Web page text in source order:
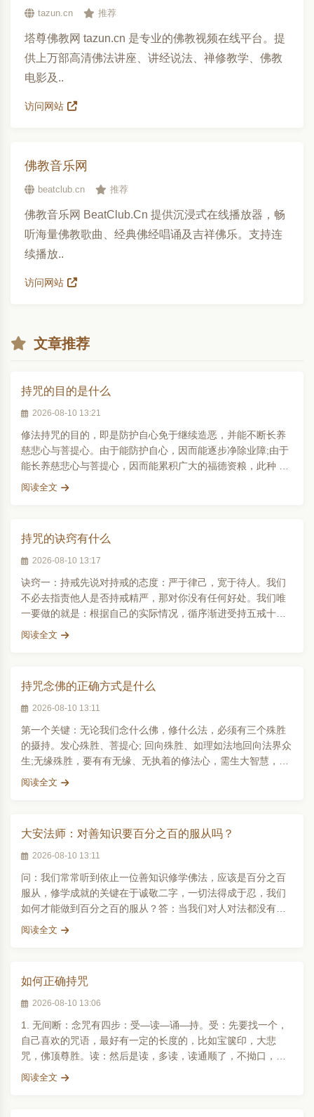
tazun.cn 推荐
塔尊佛教网 tazun.cn 是专业的佛教视频在线平台。提
供上万部高清佛法讲座、讲经说法、禅修教学、佛教
电影及..
访问网站
佛教音乐网
beatclub.cn 推荐
佛教音乐网 BeatClub.Cn 提供沉浸式在线播放器，畅
听海量佛教歌曲、经典佛经唱诵及吉祥佛乐。支持连
续播放..
访问网站
文章推荐
持咒的目的是什么
2026-08-10 13:21
修法持咒的目的，即是防护自心免于继续造恶，并能不断长养
慈悲心与菩提心。由于能防护自心，因而能逐步净除业障;由于
能长养慈悲心与菩提心，因而能累积广大的福德资粮，此种 殊
胜的力量即是所谓..
阅读全文
持咒的诀窍有什么
2026-08-10 13:17
诀窍一：持戒先说对持戒的态度：严于律己，宽于待人。我们
不必去指责他人是否持戒精严，那对你没有任何好处。我们唯
一要做的就是：根据自己的实际情况，循序渐进受持五戒十
善。我们的眼睛要多反..
阅读全文
持咒念佛的正确方式是什么
2026-08-10 13:11
第一个关键：无论我们念什么佛，修什么法，必须有三个殊胜
的摄持。发心殊胜、菩提心; 回向殊胜、如理如法地回向法界众
生;无缘殊胜，要有有无缘、无执着的修法心，需生大智慧，有
证悟空性智慧的..
阅读全文
大安法师：对善知识要百分之百的服从吗？
2026-08-10 13:11
问：我们常常听到依止一位善知识修学佛法，应该是百分之百
服从，修学成就的关键在于诚敬二字，一切法得成于忍，我们
如何才能做到百分之百的服从？答：当我们对人对法都没有智
慧的抉择的时候，就..
阅读全文
如何正确持咒
2026-08-10 13:06
1. 无间断：念咒有四步：受—读—诵—持。受：先要找一个，
自己喜欢的咒语，最好有一定的长度的，比如宝箧印，大悲
咒，佛顶尊胜。读：然后是读，多读，读通顺了，不拗口，有
节奏，好听。诵：之..
阅读全文